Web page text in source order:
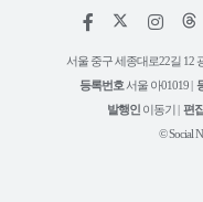
페
스
인
타
램
서울 중구 세종대로22길 12
등록번호 서울 아01019 |
발행인 이동기 | 편
© Social